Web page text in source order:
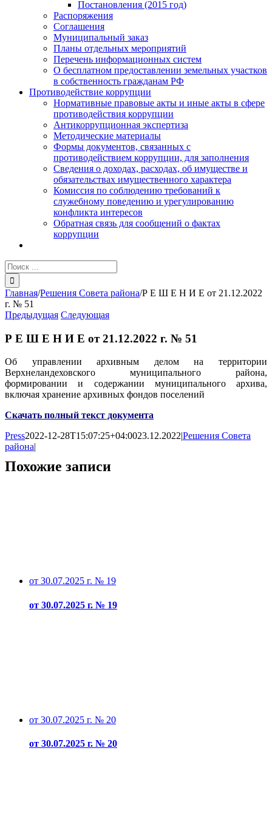
Постановления (2015 год)
Распоряжения
Соглашения
Муниципальный заказ
Планы отдельных мероприятий
Перечень информационных систем
О бесплатном предоставлении земельных участков
в собственность гражданам РФ
Противодействие коррупции
Нормативные правовые акты и иные акты в сфере
противодействия коррупции
Антикоррупционная экспертиза
Методические материалы
Формы документов, связанных с
противодействием коррупции, для заполнения
Сведения о доходах, расходах, об имуществе и
обязательствах имущественного характера
Комиссия по соблюдению требований к
служебному поведению и урегулированию
конфликта интересов
Обратная связь для сообщений о фактах
коррупции
Результат
поиска:
Главная/Решения Совета района/Р Е Ш Е Н И Е от 21.12.2022
г. № 51
Предыдущая Следующая
Р Е Ш Е Н И Е от 21.12.2022 г. № 51
Об управлении архивным делом на территории
Верхнеландеховского муниципального района,
формировании и содержании муниципального архива,
включая хранение архивных фондов поселений
Скачать полный текст документа
Press2022-12-28T15:07:25+04:0023.12.2022|Решения Совета
района|
Похожие записи
от 30.07.2025 г. № 19
от 30.07.2025 г. № 19
от 30.07.2025 г. № 20
от 30.07.2025 г. № 20